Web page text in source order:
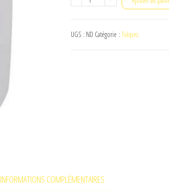
externe
UGS : ND Catégorie : Tulipes
INFORMATIONS COMPLÉMENTAIRES